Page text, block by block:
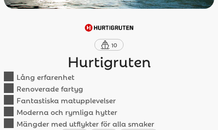
10
Hurtigruten
Lång erfarenhet
Renoverade fartyg
Fantastiska matupplevelser
Moderna och rymliga hytter
Mängder med utflykter för alla smaker